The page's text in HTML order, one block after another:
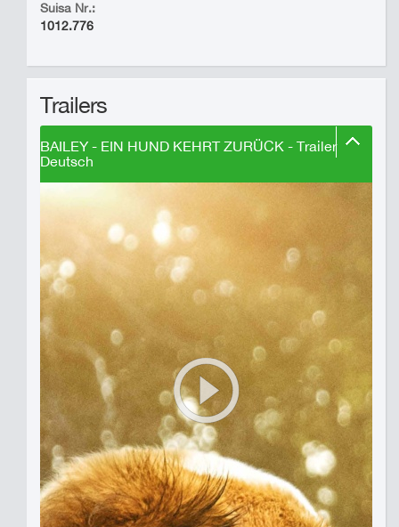
Suisa Nr.:
1012.776
Trailers
BAILEY - EIN HUND KEHRT ZURÜCK - Trailer
Deutsch